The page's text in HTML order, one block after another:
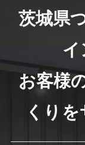
茨城県
イ
お客様
くり